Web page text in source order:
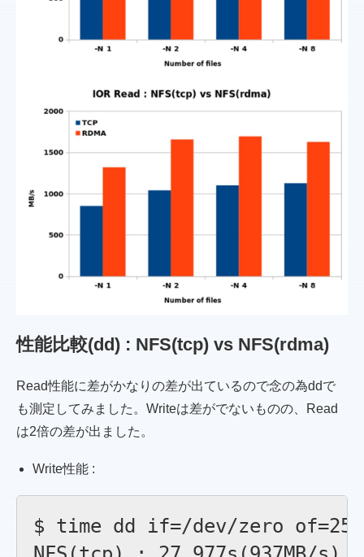
性能比較(dd) : NFS(tcp) vs NFS(rdma)
Read性能に差がかなりの差が出ているので念の為ddで
も測定してみました。Writeは差がでないものの、Read
は2倍の差が出ました。
Write性能 :
$ time dd if=/dev/zero of=25G